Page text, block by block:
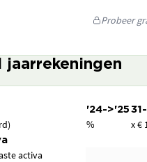
Probeer
jaarrekeningen
'24->'25
% x €
activa